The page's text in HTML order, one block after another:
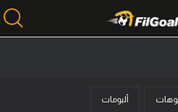
ألبومات